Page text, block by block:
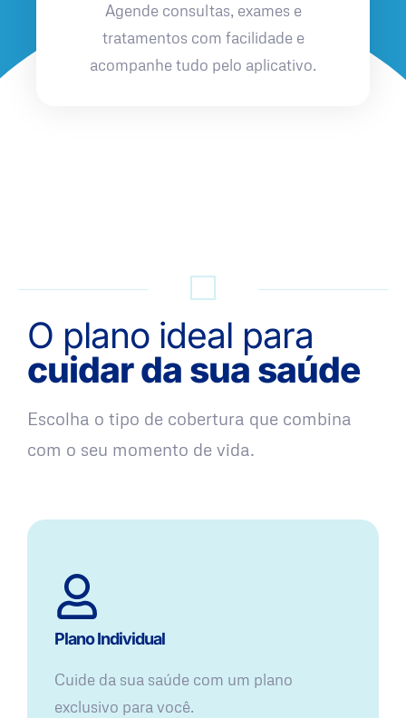
Agende consultas, exames e
tratamentos com facilidade e
acompanhe tudo pelo aplicativo.
O plano ideal para
cuidar da sua saúde
Escolha o tipo de cobertura que combina
com o seu momento de vida.
Plano Individual
Cuide da sua saúde com um plano
exclusivo para você.